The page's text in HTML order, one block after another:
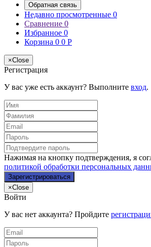
Обратная связь
Недавно просмотренные 0
Сравнение 0
Избранное 0
Корзина 0 0 Р
×Close
Регистрация
У вас уже есть аккаунт? Выполните вход.
Нажимая на кнопку подтверждения, я
политикой обработки персональных
×Close
Войти
У вас нет аккаунта? Пройдите